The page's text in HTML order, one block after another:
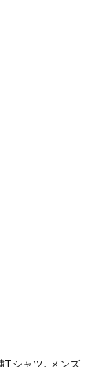
Tシャツ, メンズ